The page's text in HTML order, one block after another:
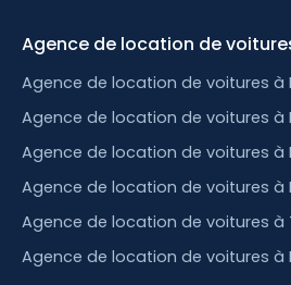
Agence de location de
Agence de location de voitures à
Agence de location de voitures à
Agence de location de voitures à
Agence de location de voitures à
Agence de location de voitures à
Agence de location de voitures à